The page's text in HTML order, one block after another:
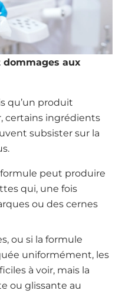
aux
qu’un produit
certains ingrédients
subsister sur la
formule peut produire
qui, une fois
ou des cernes
ou si la formule
uniformément, les
à voir, mais la
ou glissante au